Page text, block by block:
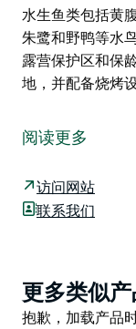
水生鱼类包括黄
朱鹭和野鸭等水
露营保护区和保
地，并配备烧烤
所。游泳、帆船
欢迎。水坝周围
水坝栖息着种类
查菲水坝露营保
源的露营地，并
阅读更多
访问网站
联系我们
Product
List
更多类似产
Product
抱歉，加载产品